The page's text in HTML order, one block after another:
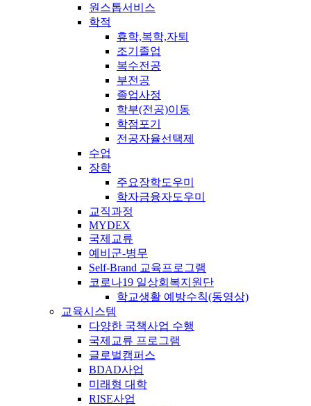
원스톱서비스
학적
휴학,복학,자퇴
조기졸업
복수전공
부전공
졸업사정
학부(전공)이동
학점포기
전공자율선택제
수업
장학
주요장학도우미
학자금융자도우미
교직과정
MYDEX
국제교류
예비군-병무
Self-Brand 교육프로그램
코로나19 일상회복지원단
학교생활 예방수칙(동영상)
교육시스템
다양한 국책사업 수행
국제교류 프로그램
글로벌캠퍼스
BDAD사업
미래형 대학
RISE사업